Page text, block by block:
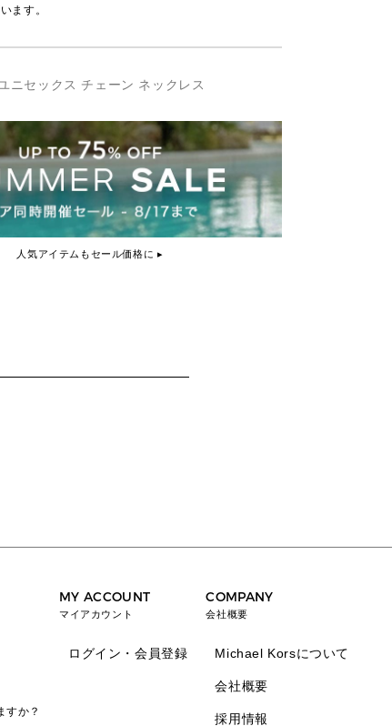
ます。
ニセックス チェーン ネックレス
人気アイテムもセール価格に ▸
すか？
MY ACCOUNT
マイアカウント
ログイン・会員登録
COMPANY
会社概要
Michael Korsについて
会社概要
採用情報